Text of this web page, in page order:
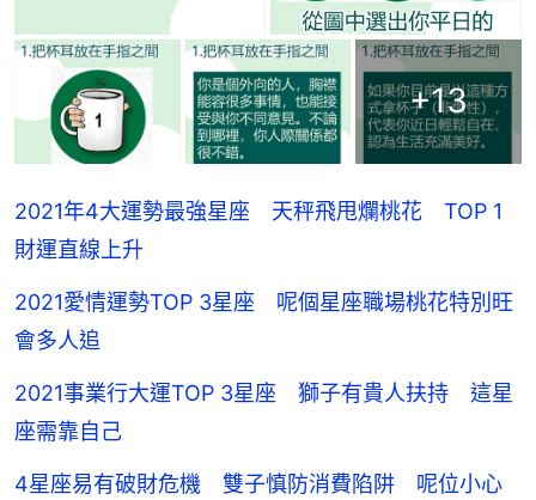
+13
2021年4大運勢最強星座 天秤飛甩爛桃花 TOP 1
財運直線上升
2021愛情運勢TOP 3星座 呢個星座職場桃花特別旺
會多人追
2021事業行大運TOP 3星座 獅子有貴人扶持 這星
座需靠自己
4星座易有破財危機 雙子慎防消費陷阱 呢位小心